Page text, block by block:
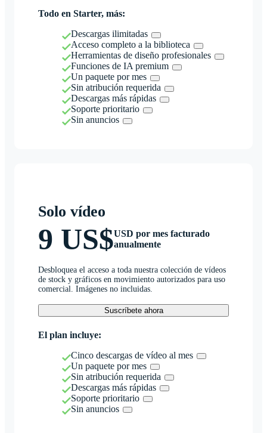
Todo en Starter, más:
Descargas ilimitadas
Acceso completo a la biblioteca
Herramientas de diseño profesionales
Funciones de IA premium
Un paquete por mes
Sin atribución requerida
Descargas más rápidas
Soporte prioritario
Sin anuncios
Solo vídeo
9 US$USD por mes facturado
anualmente
Desbloquea el acceso a toda nuestra colección de vídeos
de stock y gráficos en movimiento autorizados para uso
comercial. Imágenes no incluidas.
Suscríbete ahora
El plan incluye:
Cinco descargas de vídeo al mes
Un paquete por mes
Sin atribución requerida
Descargas más rápidas
Soporte prioritario
Sin anuncios